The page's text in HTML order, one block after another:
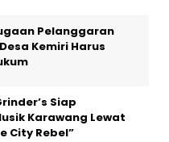
Pelanggaran
Kemiri Harus
Siap
Karawang Lewat
City Rebel”